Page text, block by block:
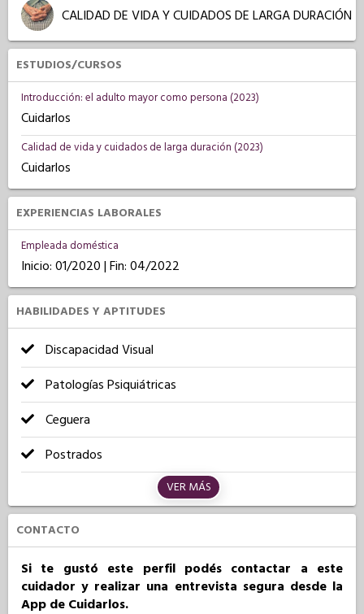
CALIDAD DE VIDA Y CUIDADOS DE LARGA DURACIÓN
ESTUDIOS/CURSOS
Introducción: el adulto mayor como persona (2023)
Cuidarlos
Calidad de vida y cuidados de larga duración (2023)
Cuidarlos
EXPERIENCIAS LABORALES
Empleada doméstica
Inicio: 01/2020 | Fin: 04/2022
HABILIDADES Y APTITUDES
Discapacidad Visual
Patologías Psiquiátricas
Ceguera
Postrados
VER MÁS
CONTACTO
Si te gustó este perfil podés contactar a este
cuidador y realizar una entrevista segura desde la
App de Cuidarlos.